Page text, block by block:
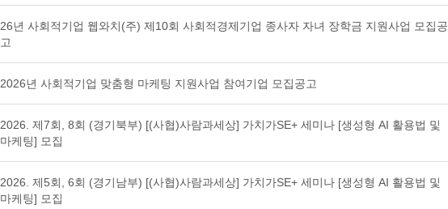
26년 사회적기업 웹와치(주) 제10회 사회적경제기업 종사자 자녀 장학금 지원사업 모집공
고
2026년 사회적기업 맞춤형 마케팅 지원사업 참여기업 모집공고
2026. 제7회, 8회 (경기북부) [(사협)사람과세상] 가치가SE+ 세미나 [생성형 AI 활용법 및
마케팅] 모집
2026. 제5회, 6회 (경기남부) [(사협)사람과세상] 가치가SE+ 세미나 [생성형 AI 활용법 및
마케팅] 모집